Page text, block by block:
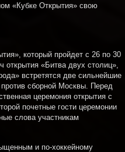
«Кубке Открытия» свою
который пройдет с 26 по 30
открытия «Битва двух столиц»,
встретятся две сильнейшие
сборной Москвы. Перед
церемония открытия с
почетные гости церемонии
слова участникам
и по-хоккейному